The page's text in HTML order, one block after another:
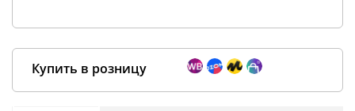
Купить в розницу